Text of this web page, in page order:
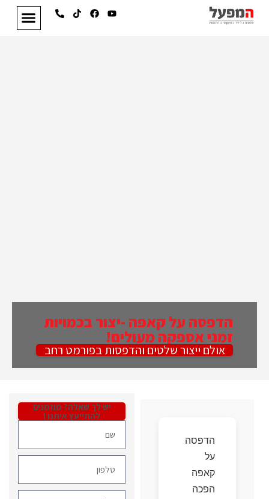
הדפסה על קאפה -יצור בכמויות
זמני אספקה מעולים!
אולם ייצור שלטים והדפסות בפורמט רחב
הדפסה
על
קאפה
הפכה
יש לך שאלה? מוזמנים
להתייעץ איתנו !